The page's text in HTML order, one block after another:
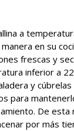
a
en su
frescas y
inferior a
y cúbrelas
para
De esta
por más